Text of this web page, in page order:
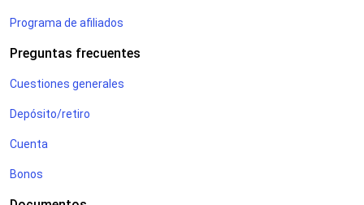
Programa de afiliados
Preguntas frecuentes
Cuestiones generales
Depósito/retiro
Cuenta
Bonos